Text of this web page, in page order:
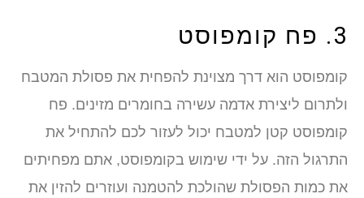
3. פח קומפוסט
קומפוסט הוא דרך מצוינת להפחית את פסולת המטבח
ולתרום ליצירת אדמה עשירה בחומרים מזינים. פח
קומפוסט קטן למטבח יכול לעזור לכם להתחיל את
התרגול הזה. על ידי שימוש בקומפוסט, אתם מפחיתים
את כמות הפסולת שהולכת להטמנה ועוזרים להזין את